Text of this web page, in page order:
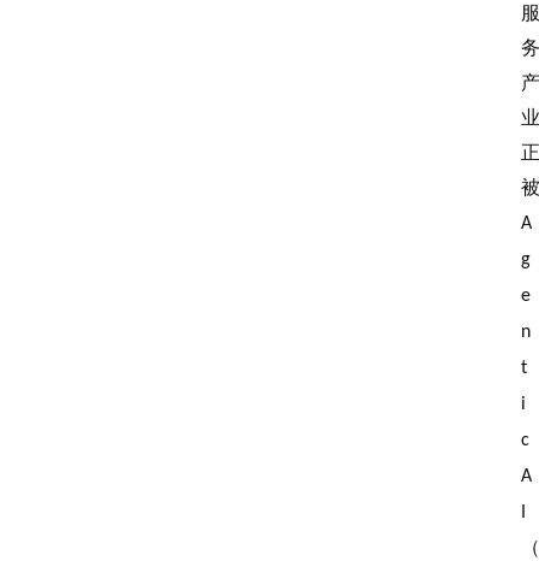
服
务
产
业
正
被
A
g
e
n
t
i
c
A
（